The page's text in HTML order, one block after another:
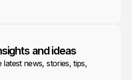
and ideas
news, stories, tips,